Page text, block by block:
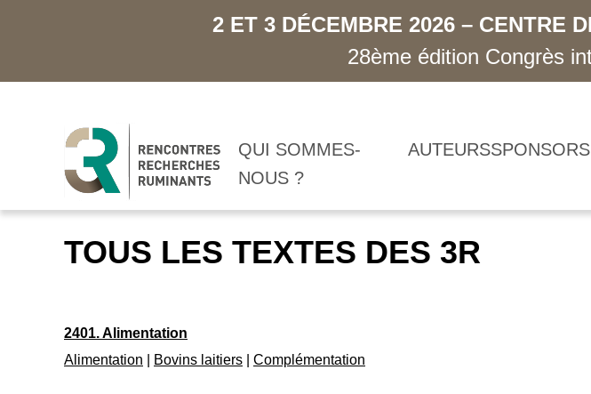
2 ET 3 DÉCEMBRE 2026 – CENTRE
28ème édition Congrès
QUI SOMMES-
NOUS ?
AUTEURSSPONSORS
TOUS LES TEXTES DES 3R
2401. Alimentation
Alimentation
Bovins laitiers Complémentation